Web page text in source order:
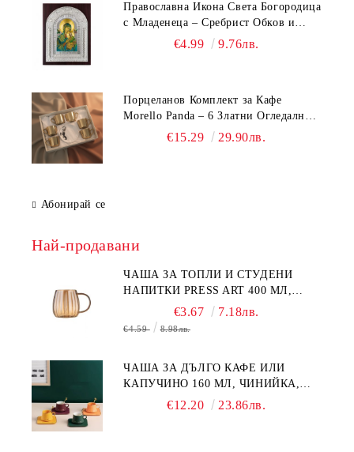
Православна Икона Света Богородица
с Младенеца – Сребрист Обков и
Стойка (23.5х19 см, 6 Модела)
€4.99 9.76лв.
Порцеланов Комплект за Кафе
Morello Panda – 6 Златни Огледални
Чаши с Анаморфно Отражение и
€15.29 29.90лв.
Абонирай се
Най-продавани
ЧАША ЗА ТОПЛИ И СТУДЕНИ
НАПИТКИ PRESS ART 400 МЛ,
БОРОСИЛИКАТНО СТЪКЛО
€3.67 7.18лв.
€4.59 8.98лв.
ЧАША ЗА ДЪЛГО КАФЕ ИЛИ
КАПУЧИНО 160 МЛ, ЧИНИЙКА,
ЛЪЖИЧКА GREEN, ORANGE LOVE
€12.20 23.86лв.